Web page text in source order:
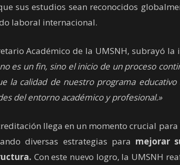
sus estudios sean reconocidos
laboral internacional.
Académico de la UMSNH, subrayó la
es un fin, sino el inicio de un proceso
la calidad de nuestro programa
del entorno académico y profesional.»
llega en un momento crucial
diversas estrategias para mejorar
Con este nuevo logro, la UMSNH